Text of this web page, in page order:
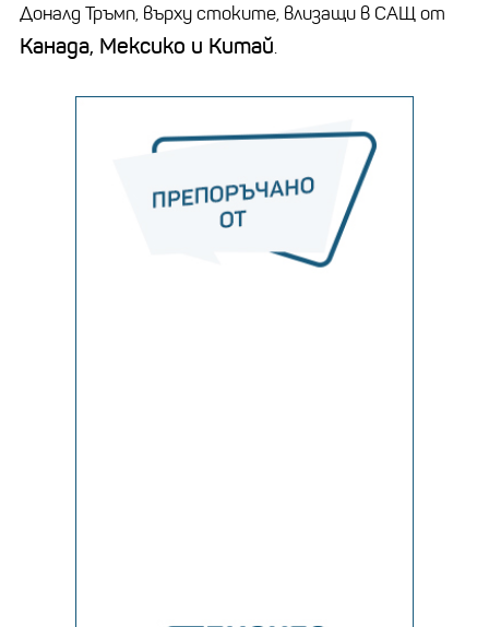
Доналд Тръмп, върху стоките, влизащи в САЩ от
Канада, Мексико и Китай.